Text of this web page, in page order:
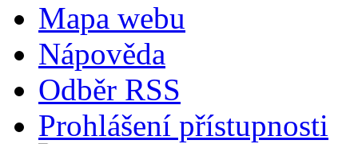
Mapa webu
Nápověda
Odběr RSS
Prohlášení přístupnosti